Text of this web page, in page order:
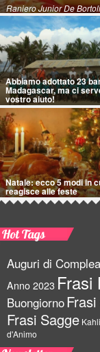
Raniero Junior De Bortoli
Abbiamo adottato 23
Madagascar, ma ci
vostro aiuto!
Natale: ecco 5 modi in
reagisce alle feste
Hot Tags
Auguri di
Anno 2023 Frasi
Buongiorno
Frasi Sagge
d'Animo